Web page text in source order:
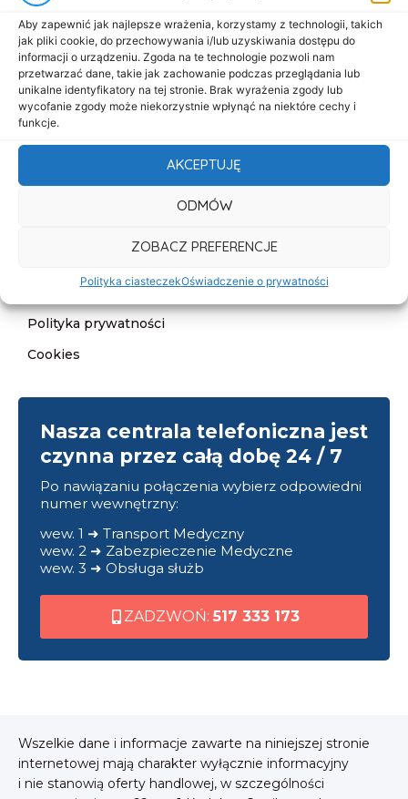
Aby zapewnić jak najlepsze wrażenia, korzystamy z technologii, takich
jak pliki cookie, do przechowywania i/lub uzyskiwania dostępu do
informacji o urządzeniu. Zgoda na te technologie pozwoli nam
przetwarzać dane, takie jak zachowanie podczas przeglądania lub
unikalne identyfikatory na tej stronie. Brak wyrażenia zgody lub
wycofanie zgody może niekorzystnie wpłynąć na niektóre cechy i
funkcje.
AKCEPTUJĘ
ODMÓW
ZOBACZ PREFERENCJE
Polityka ciasteczekOświadczenie o prywatności
Menu
Start
O nas
Oferta
Cennik
Klauzula informacyjna
Polityka prywatności
Cookies
Nasza centrala telefoniczna jest
czynna przez całą dobę 24 / 7
Po nawiązaniu połączenia wybierz odpowiedni
numer wewnętrzny:
wew. 1 ➜ Transport Medyczny
wew. 2 ➜ Zabezpieczenie Medyczne
wew. 3 ➜ Obsługa służb
ZADZWOŃ: 517 333 173
Wszelkie dane i informacje zawarte na niniejszej stronie
internetowej mają charakter wyłącznie informacyjny
i nie stanowią oferty handlowej, w szczególności